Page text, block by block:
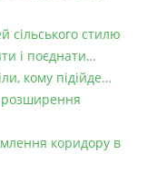
сільського стилю
і поєднати…
кому підійде…
розширення
коридору в